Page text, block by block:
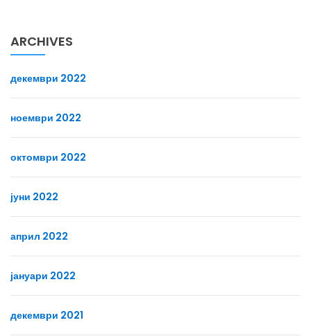
ARCHIVES
декември 2022
ноември 2022
октомври 2022
јуни 2022
април 2022
јануари 2022
декември 2021